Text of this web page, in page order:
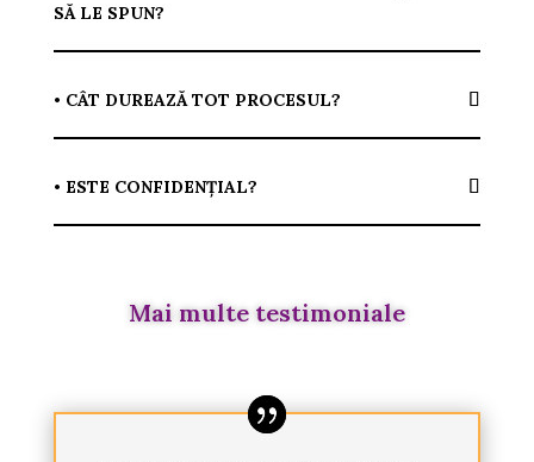
SĂ LE SPUN?
• CÂT DUREAZĂ TOT PROCESUL?
• ESTE CONFIDENȚIAL?
Mai multe testimoniale